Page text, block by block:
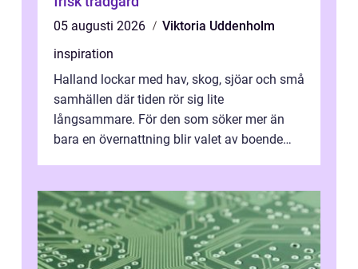
05 augusti 2026
Viktoria Uddenholm
inspiration
Halland lockar med hav, skog, sjöar och små
samhällen där tiden rör sig lite
långsammare. För den som söker mer än
bara en övernattning blir valet av boende